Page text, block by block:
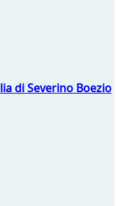
di Severino Boezio